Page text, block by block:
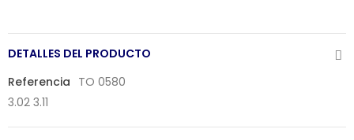
DETALLES DEL PRODUCTO
Referencia TO 0580
3.02 3.11